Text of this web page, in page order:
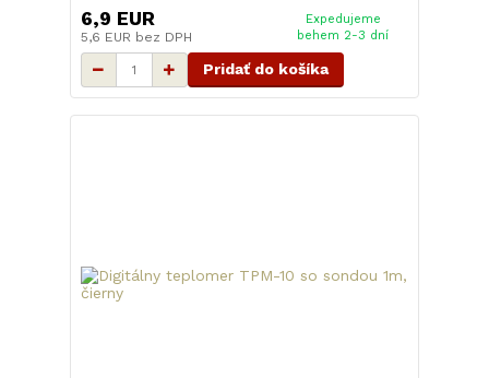
6,9 EUR
5,6 EUR bez DPH
Expedujeme
behem 2-3 dní
Pridať do košíka